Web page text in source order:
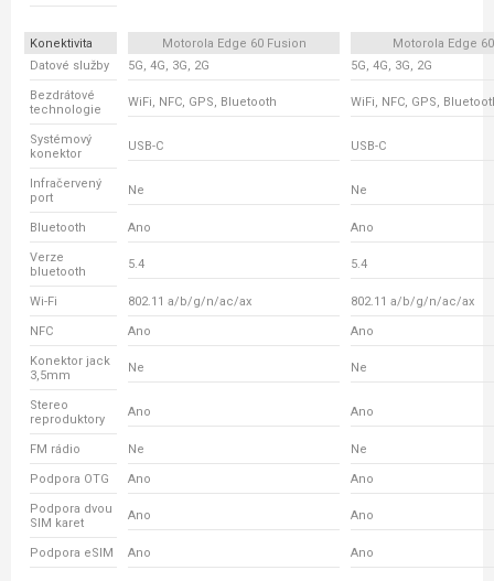
Konektivita Motorola Edge 60 Fusion
Motorola Edge
Datové služby
5G, 4G, 3G, 2G 5G, 4G, 3G, 2G
Bezdrátové
technologie
WiFi, NFC, GPS, Bluetooth WiFi, NFC, GPS,
Systémový
konektor
USB-C USB-C
Infračervený
port
Ne Ne
Bluetooth Ano Ano
Verze
bluetooth
5.4 5.4
Wi-Fi 802.11 a/b/g/n/ac/ax 802.11 a/b/g/n/ac/ax
NFC Ano Ano
Konektor jack
3,5mm
Ne Ne
Stereo
reproduktory
Ano Ano
FM rádio Ne Ne
Podpora OTG Ano Ano
Podpora dvou
SIM karet
Ano Ano
Podpora eSIM Ano Ano